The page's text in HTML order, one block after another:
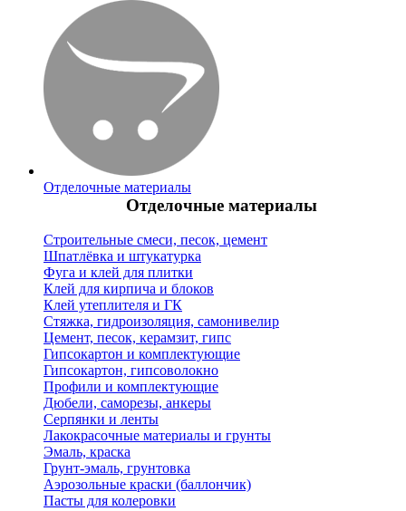
Отделочные материалы
Отделочные материалы
Строительные смеси, песок, цемент
Шпатлёвка и штукатурка
Фуга и клей для плитки
Клей для кирпича и блоков
Клей утеплителя и ГК
Стяжка, гидроизоляция, самонивелир
Цемент, песок, керамзит, гипс
Гипсокартон и комплектующие
Гипсокартон, гипсоволокно
Профили и комплектующие
Дюбели, саморезы, анкеры
Серпянки и ленты
Лакокрасочные материалы и грунты
Эмаль, краска
Грунт-эмаль, грунтовка
Аэрозольные краски (баллончик)
Пасты для колеровки